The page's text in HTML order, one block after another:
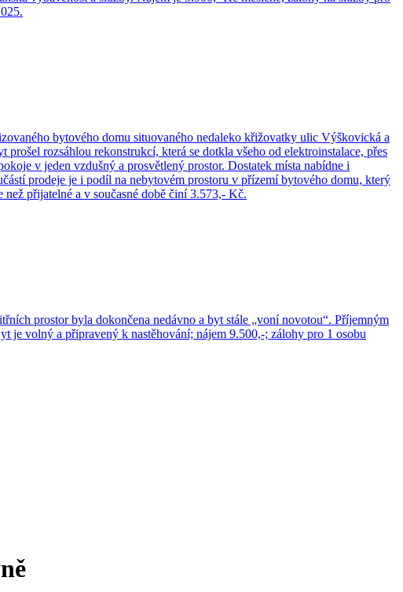
bytového domu situovaného nedaleko křižovatky ulic Výškovická a
rozsáhlou rekonstrukcí, která se dotkla všeho od elektroinstalace, přes
v jeden vzdušný a prosvětlený prostor. Dostatek místa nabídne i
prodeje je i podíl na nebytovém prostoru v přízemí bytového domu, který
přijatelné a v současné době činí 3.573,- Kč.
prostor byla dokončena nedávno a byt stále „voní novotou“. Příjemným
je volný a připravený k nastěhování; nájem 9.500,-; zálohy pro 1 osobu